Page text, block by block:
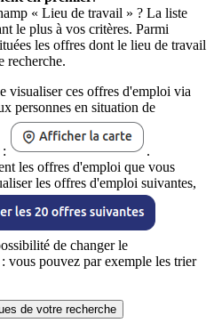
« Lieu de travail » ? La liste
le plus à vos critères. Parmi
les offres dont le lieu de travail
recherche.
visualiser ces offres d'emploi via
personnes en situation de
.
les offres d'emploi que vous
les offres d'emploi suivantes,
de changer le
vous pouvez par exemple les trier
de votre recherche